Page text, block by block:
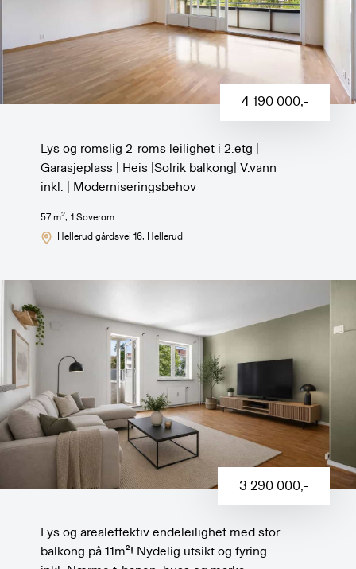
4 190 000,-
Lys og romslig 2-roms leilighet i 2.etg |
Garasjeplass | Heis |Solrik balkong| V.vann
inkl. | Moderniseringsbehov
57 m2, 1 Soverom
Hellerud gårdsvei 16, Hellerud
3 290 000,-
Lys og arealeffektiv endeleilighet med stor
balkong på 11m²! Nydelig utsikt og fyring